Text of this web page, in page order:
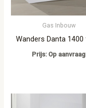
Gas Inbouw
Wanders Danta
Prijs: Op aanvraag